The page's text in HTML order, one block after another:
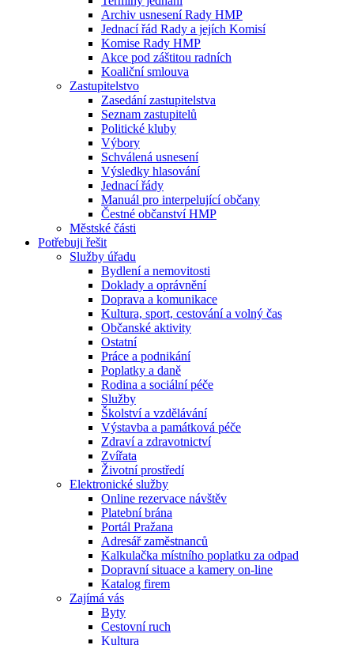
Archiv usnesení Rady HMP
Jednací řád Rady a jejích Komisí
Komise Rady HMP
Akce pod záštitou radních
Koaliční smlouva
Zastupitelstvo
Zasedání zastupitelstva
Seznam zastupitelů
Politické kluby
Výbory
Schválená usnesení
Výsledky hlasování
Jednací řády
Manuál pro interpelující občany
Čestné občanství HMP
Městské části
Potřebuji řešit
Služby úřadu
Bydlení a nemovitosti
Doklady a oprávnění
Doprava a komunikace
Kultura, sport, cestování a volný čas
Občanské aktivity
Ostatní
Práce a podnikání
Poplatky a daně
Rodina a sociální péče
Služby
Školství a vzdělávání
Výstavba a památková péče
Zdraví a zdravotnictví
Zvířata
Životní prostředí
Elektronické služby
Online rezervace návštěv
Platební brána
Portál Pražana
Adresář zaměstnanců
Kalkulačka místního poplatku za odpad
Dopravní situace a kamery on-line
Katalog firem
Zajímá vás
Byty
Cestovní ruch
Kultura